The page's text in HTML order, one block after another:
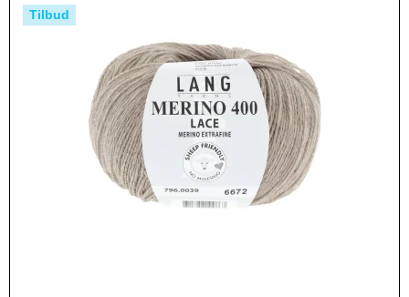
Tilbud